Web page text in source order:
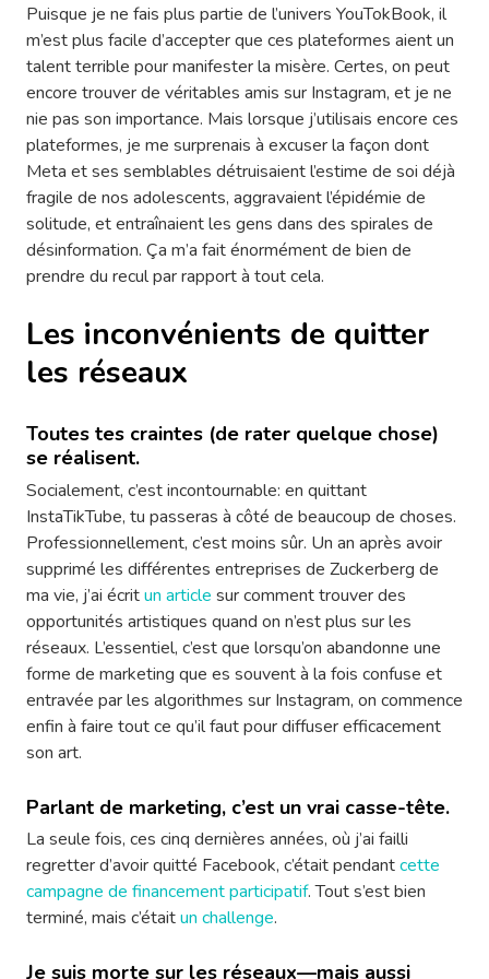
Puisque je ne fais plus partie de l’univers YouTokBook, il
m’est plus facile d’accepter que ces plateformes aient un
talent terrible pour manifester la misère. Certes, on peut
encore trouver de véritables amis sur Instagram, et je ne
nie pas son importance. Mais lorsque j’utilisais encore ces
plateformes, je me surprenais à excuser la façon dont
Meta et ses semblables détruisaient l’estime de soi déjà
fragile de nos adolescents, aggravaient l’épidémie de
solitude, et entraînaient les gens dans des spirales de
désinformation. Ça m’a fait énormément de bien de
prendre du recul par rapport à tout cela.
Les inconvénients de quitter
les réseaux
Toutes tes craintes (de rater quelque chose)
se réalisent.
Socialement, c’est incontournable: en quittant
InstaTikTube, tu passeras à côté de beaucoup de choses.
Professionnellement, c’est moins sûr. Un an après avoir
supprimé les différentes entreprises de Zuckerberg de
ma vie, j’ai écritun article sur comment trouver des
opportunités artistiques quand on n’est plus sur les
réseaux. L’essentiel, c’est que lorsqu’on abandonne une
forme de marketing que es souvent à la fois confuse et
entravée par les algorithmes sur Instagram, on commence
enfin à faire tout ce qu’il faut pour diffuser efficacement
son art.
Parlant de marketing, c’est un vrai casse-tête.
La seule fois, ces cinq dernières années, où j’ai failli
regretter d’avoir quitté Facebook, c’était pendantcette
campagne de financement participatif. Tout s’est bien
terminé, mais c’étaitun challenge.
Je suis morte sur les réseaux—mais aussi